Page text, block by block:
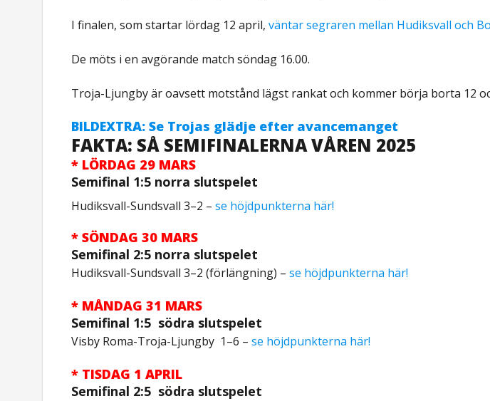
I finalen, som startar lördag 12 april,väntar segraren mellan Hudiksvall och
De möts i en avgörande match söndag 16.00.
Troja-Ljungby är oavsett motstånd lägst rankat och kommer börja borta 12
BILDEXTRA: Se Trojas glädje efter avancemanget
FAKTA: SÅ SEMIFINALERNA VÅREN 2025
* LÖRDAG 29 MARS
Semifinal 1:5 norra slutspelet
Hudiksvall-Sundsvall 3–2 –se höjdpunkterna här!
* SÖNDAG 30 MARS
Semifinal 2:5 norra slutspelet
Hudiksvall-Sundsvall 3–2 (förlängning) –se höjdpunkterna här!
* MÅNDAG 31 MARS
Semifinal 1:5 södra slutspelet
Visby Roma-Troja-Ljungby 1–6 –se höjdpunkterna här!
* TISDAG 1 APRIL
Semifinal 2:5 södra slutspelet